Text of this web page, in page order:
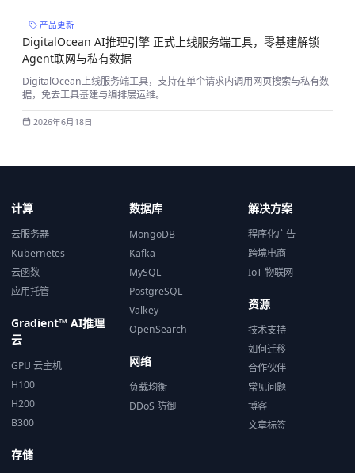
产品更新
DigitalOcean AI推理引擎 正式上线服务端工具，零基建解锁
Agent联网与私有数据
DigitalOcean上线服务端工具，支持在单个请求内调用网页搜索与私有数
据，免去工具基建与编排层运维。
2026年6月18日
计算
云服务器
Kubernetes
云函数
应用托管
Gradient™ AI推理
云
GPU 云主机
H100
H200
B300
存储
数据库
MongoDB
Kafka
MySQL
PostgreSQL
Valkey
OpenSearch
网络
负载均衡
DDoS 防御
解决方案
程序化广告
跨境电商
IoT 物联网
资源
技术支持
如何迁移
合作伙伴
常见问题
博客
文章标签